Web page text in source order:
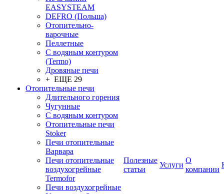
EASYSTEAM
DEFRO (Польша)
Отопительно-
варочные
Пеллетные
С водяным контуром
(Termo)
Дровяные печи
+ ЕЩЕ 29
Отопительные печи
Длительного горения
Чугунные
C водяным контуром
Отопительные печи
Stoker
Печи отопительные
Варвара
Печи отопительные
воздухогрейные
Termofor
Печи воздухогрейные
Полезные
статьи
Услуги
О
компании